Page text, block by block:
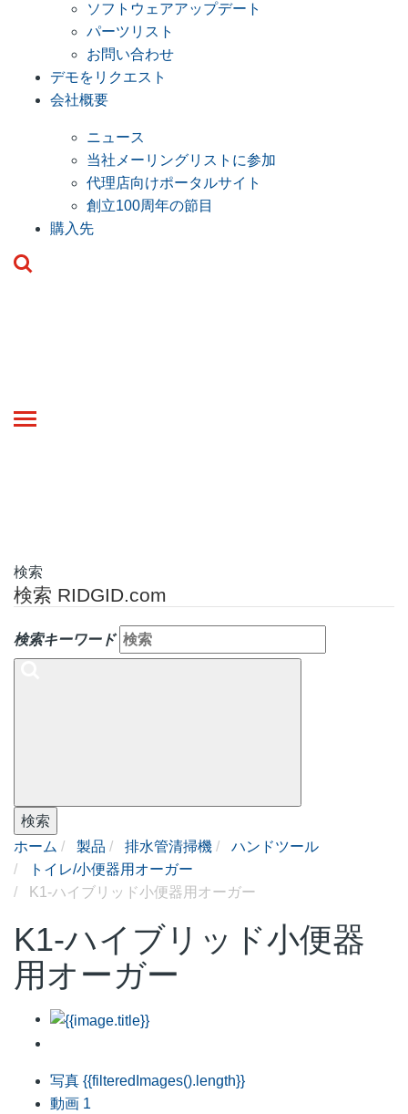
ソフトウェアアップデート
パーツリスト
お問い合わせ
デモをリクエスト
会社概要
ニュース
当社メーリングリストに参加
代理店向けポータルサイト
創立100周年の節目
購入先
Toggle
検索
検索 RIDGID.com
検索キーワード
検索
ホーム
製品 排水管清掃機
ハンドツール
トイレ/小便器用オーガー
K1-ハイブリッド小便器用オーガー
K1-ハイブリッド小便器
用オーガー
写真 {{filteredImages().length}}
動画 1